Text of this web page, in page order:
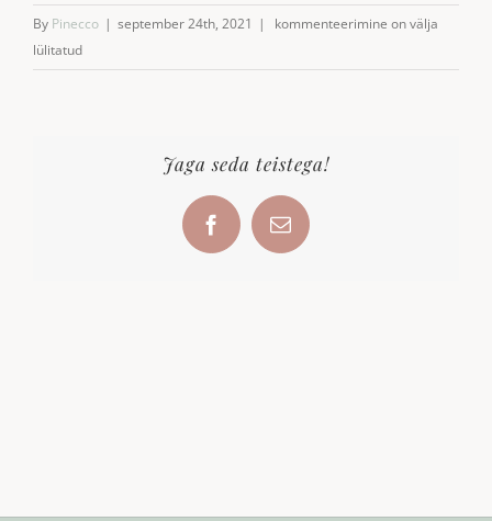
By Pinecco | september 24th, 2021 | Ehted
kommenteerimine on välja
lülitatud
Jaga seda teistega!
FacebookEmail